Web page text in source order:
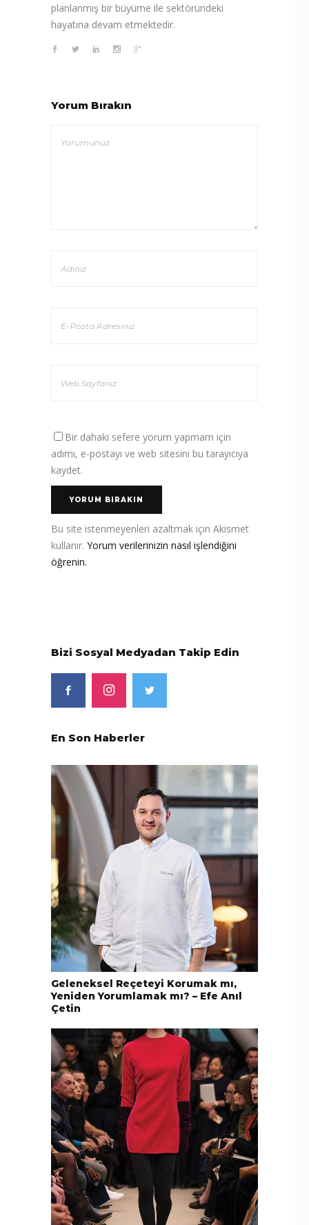
planlanmış bir büyüme ile sektöründeki
hayatına devam etmektedir.
Yorum Bırakın
Bir dahaki sefere yorum yapmam için
adımı, e-postayı ve web sitesini bu tarayıcıya
kaydet.
Bu site istenmeyenleri azaltmak için Akismet
kullanır. Yorum verilerinizin nasıl işlendiğini
öğrenin.
Bizi Sosyal Medyadan Takip Edin
En Son Haberler
Geleneksel Reçeteyi Korumak mı,
Yeniden Yorumlamak mı? – Efe Anıl
Çetin